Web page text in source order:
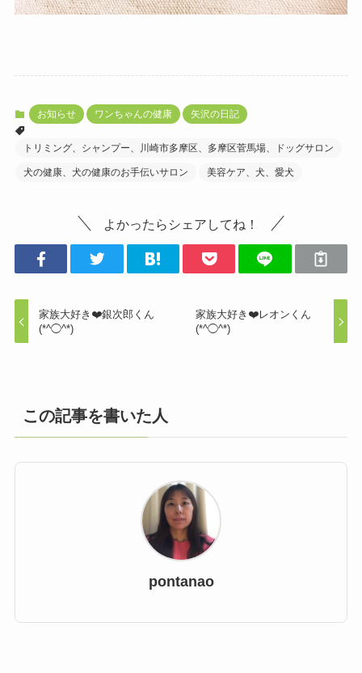
お知らせ ワンちゃんの健康 矢沢の日記
トリミング、シャンプー、川崎市多摩区、多摩区菅馬場、ドッグサロン
犬の健康、犬の健康のお手伝いサロン 美容ケア、犬、愛犬
よかったらシェアしてね！
家族大好き❤️銀次郎くん
(*^◯^*)
家族大好き❤️レオンくん
(*^◯^*)
この記事を書いた人
pontanao